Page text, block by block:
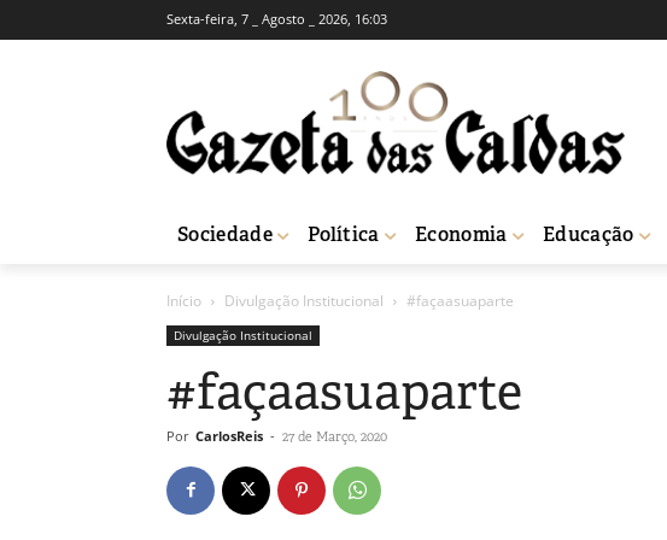
Sexta-feira, 7 _ Agosto _ 2026, 16:03
Sociedade Política Economia Educação
Início Divulgação Institucional #façaasuaparte
Divulgação Institucional
#façaasuaparte
Por CarlosReis - 27 de Março, 2020